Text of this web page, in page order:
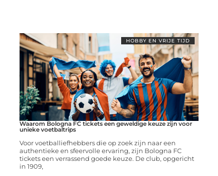
HOBBY EN VRIJE TIJD
Waarom Bologna FC tickets een geweldige keuze zijn voor
unieke voetbaltrips
Voor voetballiefhebbers die op zoek zijn naar een
authentieke en sfeervolle ervaring, zijn Bologna FC
tickets een verrassend goede keuze. De club, opgericht
in 1909,